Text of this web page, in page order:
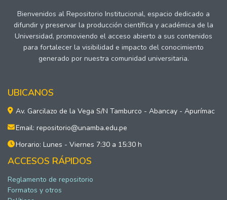
Bienvenidos al Repositorio Institucional, espacio dedicado a
difundir y preservar la producción científica y académica de la
Universidad, promoviendo el acceso abierto a sus contenidos
para fortalecer la visibilidad e impacto del conocimiento
generado por nuestra comunidad universitaria.
UBICANOS
Av. Garcilazo de la Vega S/N Tamburco - Abancay - Apurímac
Email: repositorio@unamba.edu.pe
Horario: Lunes - Viernes 7:30 a 15:30 h
ACCESOS RÁPIDOS
Reglamento de repositorio
Formatos y otros